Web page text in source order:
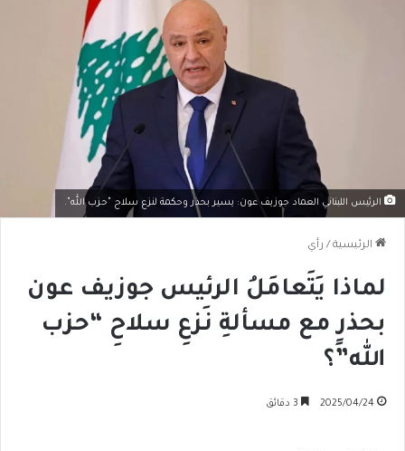
الرئيس اللبناني العماد جوزيف عون: يسير بحذر وحكمة لنزع سلاح "حزب الله".
الرئيسية / رأي
لماذا يَتَعامَلُ الرئيس جوزيف عون
بحذرٍ مع مسألةِ نَزعِ سلاحِ “حزب
الله”؟
2025/04/24